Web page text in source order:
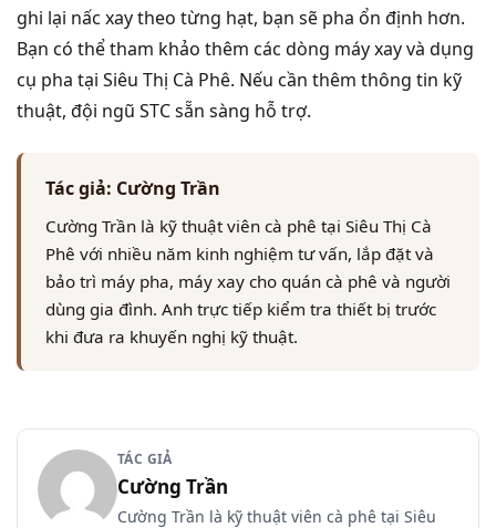
ghi lại nấc xay theo từng hạt, bạn sẽ pha ổn định hơn.
Bạn có thể tham khảo thêm các dòng máy xay và dụng
cụ pha tại Siêu Thị Cà Phê. Nếu cần thêm thông tin kỹ
thuật, đội ngũ STC sẵn sàng hỗ trợ.
Tác giả: Cường Trần
Cường Trần là kỹ thuật viên cà phê tại Siêu Thị Cà
Phê với nhiều năm kinh nghiệm tư vấn, lắp đặt và
bảo trì máy pha, máy xay cho quán cà phê và người
dùng gia đình. Anh trực tiếp kiểm tra thiết bị trước
khi đưa ra khuyến nghị kỹ thuật.
TÁC GIẢ
Cường Trần
Cường Trần là kỹ thuật viên cà phê tại Siêu